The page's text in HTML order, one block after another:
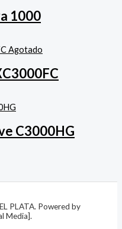
1000
Agotado
C3000HG
PLATA. Powered by
Media].